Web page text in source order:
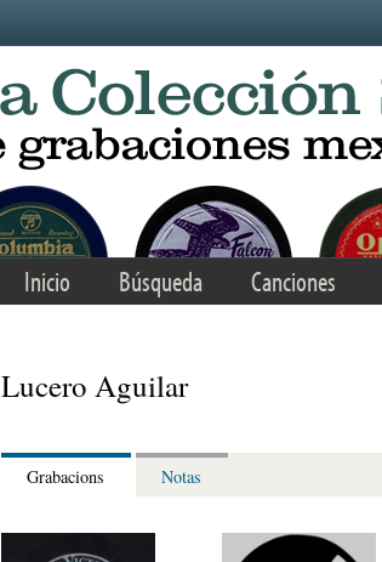
Inicio Búsqueda Canciones
Lucero Aguilar
Grabacions Notas